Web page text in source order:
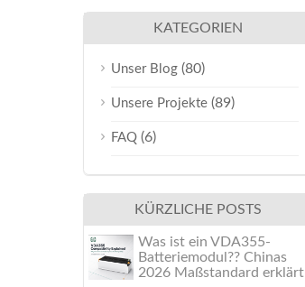
KATEGORIEN
Unser Blog (80)
Unsere Projekte (89)
FAQ (6)
KÜRZLICHE POSTS
Was ist ein VDA355-
Batteriemodul?? Chinas
2026 Maßstandard erklärt